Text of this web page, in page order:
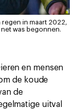
regen in maart 2022,
was begonnen.
en mensen
de koude
de
uitval